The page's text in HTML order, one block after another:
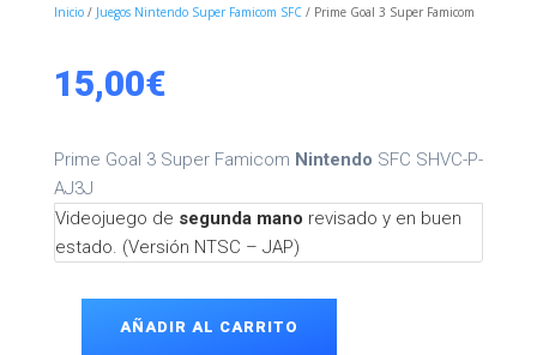
Inicio/ Juegos Nintendo Super Famicom SFC/ Prime Goal 3 Super Famicom
15,00€
Prime Goal 3 Super Famicom Nintendo SFC SHVC-P-
AJ3J
Videojuego de segunda mano revisado y en buen
estado. (Versión NTSC – JAP)
AÑADIR AL CARRITO